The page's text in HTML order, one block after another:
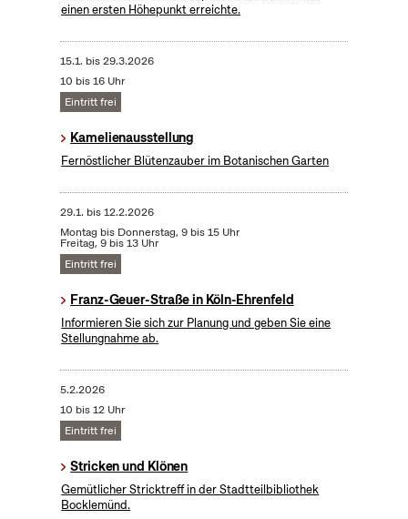
einen ersten Höhepunkt erreichte.
15.1. bis29.3.2026
10 bis 16 Uhr
Eintritt frei
Kamelienausstellung
Fernöstlicher Blütenzauber im Botanischen Garten
29.1. bis12.2.2026
Montag bis Donnerstag, 9 bis 15 Uhr
Freitag, 9 bis 13 Uhr
Eintritt frei
Franz-Geuer-Straße in Köln-Ehrenfeld
Informieren Sie sich zur Planung und geben Sie eine
Stellungnahme ab.
5.2.2026
10 bis 12 Uhr
Eintritt frei
Stricken und Klönen
Gemütlicher Stricktreff in der Stadtteilbibliothek
Bocklemünd.